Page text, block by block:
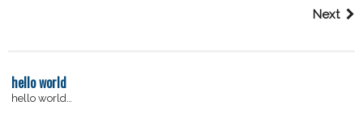
scooter o auto? Da Diamond potete
trovare diverse offerte …
Next
hello world
hello world…